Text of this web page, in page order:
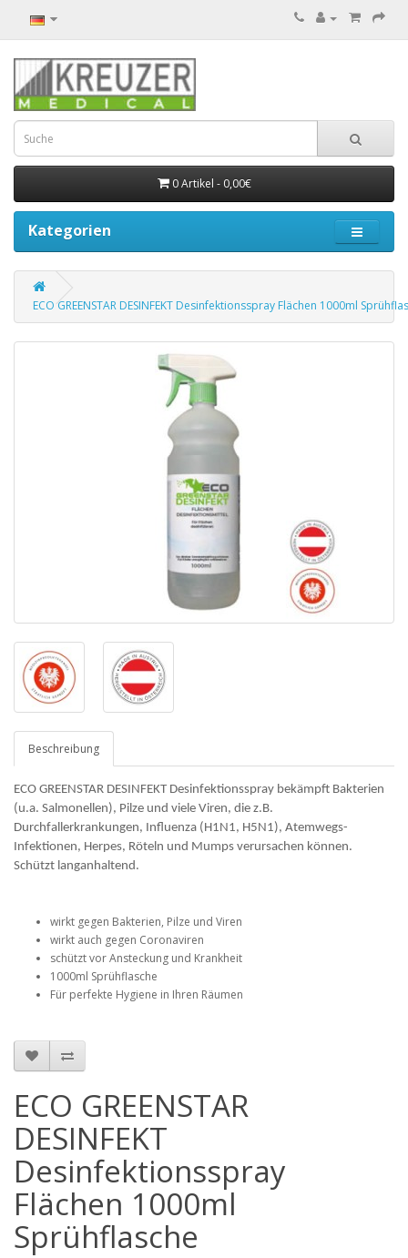
0 Artikel - 0,00€
Kategorien
ECO GREENSTAR DESINFEKT Desinfektionsspray Flächen 1000ml
Beschreibung
ECO GREENSTAR DESINFEKT Desinfektionsspray bekämpft Bakterien
(u.a. Salmonellen), Pilze und viele Viren, die z.B.
Durchfallerkrankungen, Influenza (H1N1, H5N1), Atemwegs-
Infektionen, Herpes, Röteln und Mumps verursachen können.
Schützt langanhaltend.
wirkt gegen Bakterien, Pilze und Viren
wirkt auch gegen Coronaviren
schützt vor Ansteckung und Krankheit
1000ml Sprühflasche
Für perfekte Hygiene in Ihren Räumen
ECO GREENSTAR
DESINFEKT
Desinfektionsspray
Flächen 1000ml
Sprühflasche